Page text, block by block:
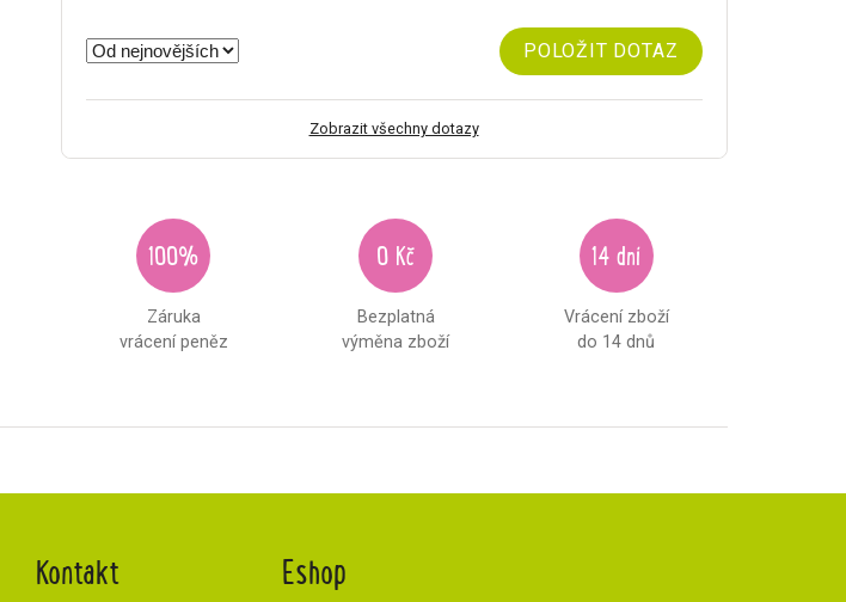
POLOŽIT DOTAZ
Zobrazit všechny dotazy
100%
Záruka
vrácení peněz
0 Kč
Bezplatná
výměna zboží
14 dní
Vrácení zboží
do 14 dnů
Kontakt Eshop